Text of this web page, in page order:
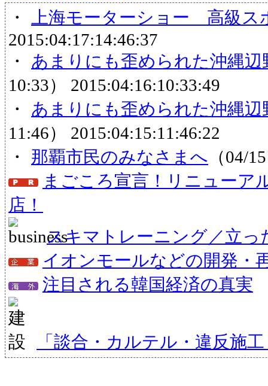
・
上海モーターショー 高級ス
2015:04:17:14:46:37
・ あまりにも歪められた沖縄
10:33） 2015:04:16:10:33:49
・ あまりにも歪められた沖縄
11:46） 2015:04:15:11:46:22
・ 那覇市民のみなさまへ （04/
まごころ宣言！リニューア
店！
スキマトレーニング／立っ
イオンモールなどの開発・
注目される韓国経済の真実
「談合・カルテル・違反施